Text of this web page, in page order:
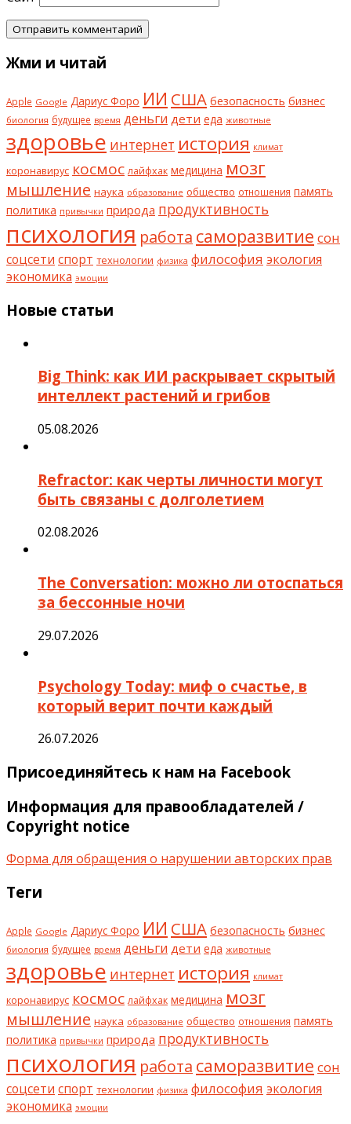
Жми и читай
Apple Google Дариус Форо ИИ США безопасность бизнес
биология будущее время деньги дети еда животные
здоровье интернет история климат
коронавирус космос лайфхак медицина мозг
мышление наука образование общество отношения память
политика привычки природа продуктивность
психология работа саморазвитие сон
соцсети спорт технологии физика философия экология
экономика эмоции
Новые статьи
Big Think: как ИИ раскрывает скрытый
интеллект растений и грибов
05.08.2026
Refractor: как черты личности могут
быть связаны с долголетием
02.08.2026
The Conversation: можно ли отоспаться
за бессонные ночи
29.07.2026
Psychology Today: миф о счастье, в
который верит почти каждый
26.07.2026
Присоединяйтесь к нам на Facebook
Информация для правообладателей /
Copyright notice
Форма для обращения о нарушении авторских прав
Теги
Apple Google Дариус Форо ИИ США безопасность бизнес
биология будущее время деньги дети еда животные
здоровье интернет история климат
коронавирус космос лайфхак медицина мозг
мышление наука образование общество отношения память
политика привычки природа продуктивность
психология работа саморазвитие сон
соцсети спорт технологии физика философия экология
экономика эмоции